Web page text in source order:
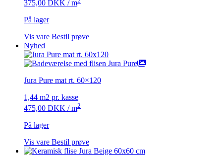
375,00 DKK / m
På lager
Vis vare Bestil prøve
Nyhed
Jura Pure mat rt. 60×120
1,44 m2 pr. kasse
475,00 DKK / m2
På lager
Vis vare Bestil prøve